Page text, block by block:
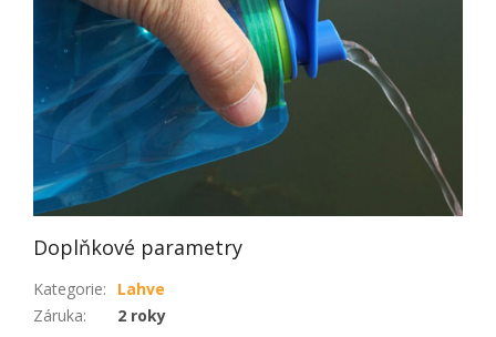
Doplňkové parametry
Kategorie:
Lahve
Záruka: 2 roky